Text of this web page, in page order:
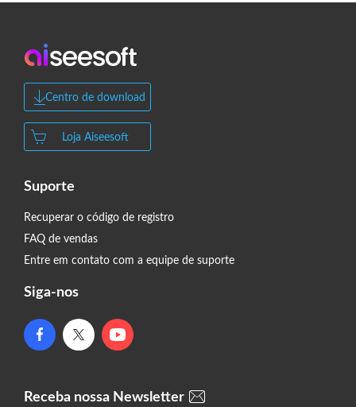
Centro de download
Loja Aiseesoft
Suporte
Recuperar o código de registro
FAQ de vendas
Entre em contato com a equipe de suporte
Siga-nos
Receba nossa Newsletter